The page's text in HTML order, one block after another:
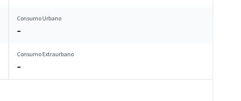
Consumo Urbano
–
Consumo Extraurbano
–